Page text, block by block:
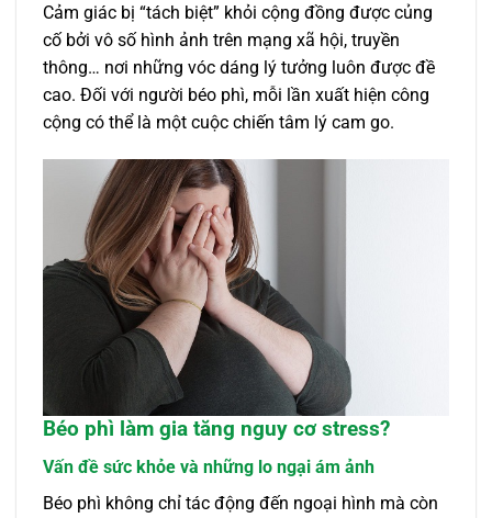
Cảm giác bị “tách biệt” khỏi cộng đồng được củng
cố bởi vô số hình ảnh trên mạng xã hội, truyền
thông… nơi những vóc dáng lý tưởng luôn được đề
cao. Đối với người béo phì, mỗi lần xuất hiện công
cộng có thể là một cuộc chiến tâm lý cam go.
Béo phì làm gia tăng nguy cơ stress?
Vấn đề sức khỏe và những lo ngại ám ảnh
Béo phì không chỉ tác động đến ngoại hình mà còn